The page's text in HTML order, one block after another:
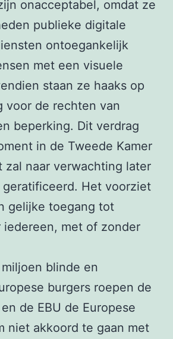
onacceptabel, omdat ze
publieke digitale
ontoegankelijk
met een visuele
staan ze haaks op
voor de rechten van
beperking. Dit verdrag
in de Tweede Kamer
zal naar verwachting later
Het voorziet
gelijke toegang tot
iedereen, met of zonder
blinde en
burgers roepen de
de EBU de Europese
niet akkoord te gaan met